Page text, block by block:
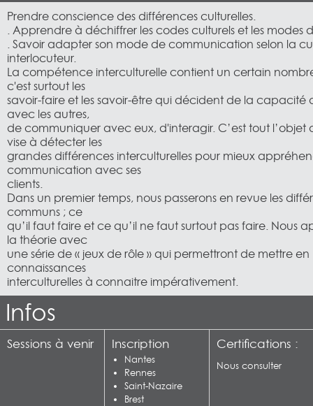
Prendre conscience des différences culturelles.
. Apprendre à déchiffrer les codes culturels et les modes
. Savoir adapter son mode de communication selon la
interlocuteur.
La compétence interculturelle contient un certain
c'est surtout les
savoir-faire et les savoir-être qui décident de la capacité
avec les autres,
de communiquer avec eux, d'interagir. C’est tout
vise à détecter les
grandes différences interculturelles pour mieux
communication avec ses
clients.
Dans un premier temps, nous passerons en revue les
communs ; ce
qu’il faut faire et ce qu’il ne faut surtout pas faire. Nous
la théorie avec
une série de « jeux de rôle » qui permettront de mettre en
connaissances
interculturelles à connaitre impérativement.
Infos
Sessions à venir Inscription
Nantes
Rennes
Saint-Nazaire
Brest
Certifications :
Nous consulter